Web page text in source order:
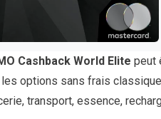
Cashback World Elite peut
options sans frais
transport, essence,